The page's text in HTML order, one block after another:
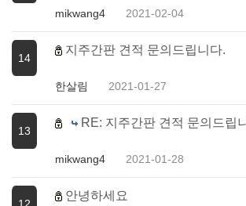
mikwang4 2021-02-04
14
지주간판 견적 문의드립니다.
한살림 2021-01-27
13
RE: 지주간판 견적 문의드립
mikwang4 2021-01-28
안녕하세요